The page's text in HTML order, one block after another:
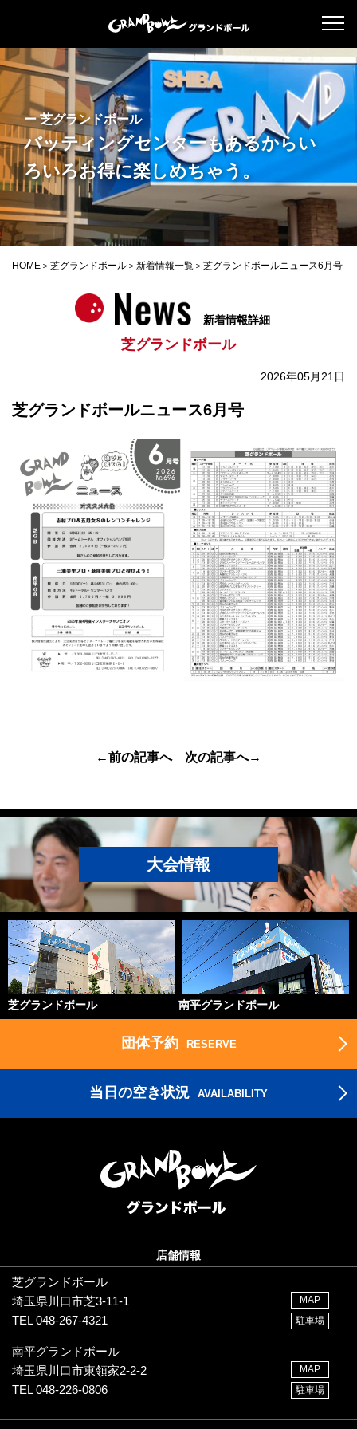
ー 芝グランドボール
バッティングセンターもあるからい
ろいろお得に楽しめちゃう。
HOME 芝グランドボール 新着情報一覧 芝グランドボールニュース6月号
新着情報詳細
芝グランドボール
2026年05月21日
芝グランドボールニュース6月号
←前の記事へ 次の記事へ→
大会情報
芝グランドボール 南平グランドボール
団体予約 RESERVE
当日の空き状況 AVAILABILITY
店舗情報
芝グランドボール
埼玉県川口市芝3-11-1
TEL 048-267-4321
MAP
駐車場
南平グランドボール
埼玉県川口市東領家2-2-2
TEL 048-226-0806
MAP
駐車場